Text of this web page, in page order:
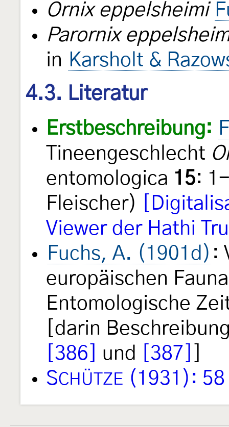
Ornix eppelsheimi
Parornix
in Karsholt &
4.3. Literatur
Erstbeschreibung:
Tineengeschlecht
entomologica 15:
Fleischer)
Viewer der Hathi
Fuchs, A. (1901d) :
europäischen
Entomologische
[darin
[386]
und [387]
SCHÜTZE (1931): 58